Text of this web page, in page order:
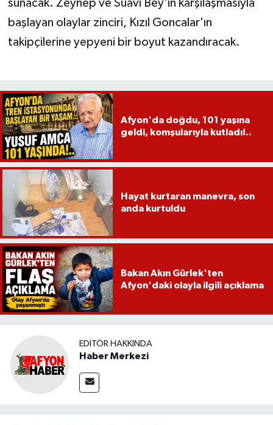
sunacak. Zeynep ve Suavi Bey'in karşılaşmasıyla
başlayan olaylar zinciri, Kızıl Goncalar'ın
takipçilerine yepyeni bir boyut kazandıracak.
Afyon'da doğdu, 101 yaşına
geldi, komşularıyla kutladı!..
Hayat kurtaran manevra, son
anda kurtuldu
Bakan Akın Gürlek'ten
Afyon'daki olayla ilgili açıklama
EDITÖR HAKKINDA
Haber Merkezi